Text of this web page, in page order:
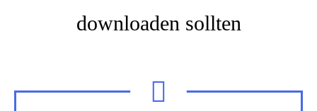
downloaden sollten